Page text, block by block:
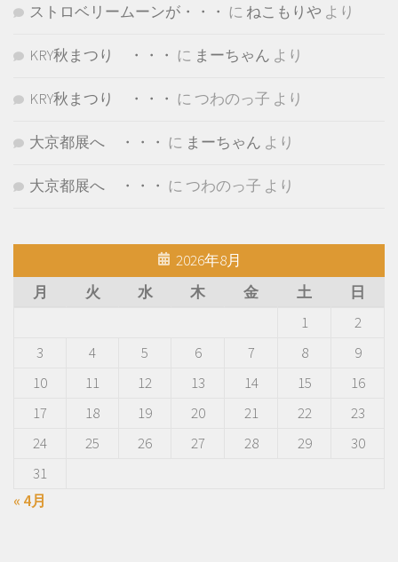
ストロベリームーンが・・・ に ねこもりや より
KRY秋まつり ・・・ に まーちゃん より
KRY秋まつり ・・・ に つわのっ子 より
大京都展へ ・・・ に まーちゃん より
大京都展へ ・・・ に つわのっ子 より
2026年8月
月
火 水 木 金 土
日
1
2
3
4 5 6 7 8
9
10
11 12 13 14 15
16
17
18 19 20 21 22
23
24
25 26 27 28 29
30
31
« 4月